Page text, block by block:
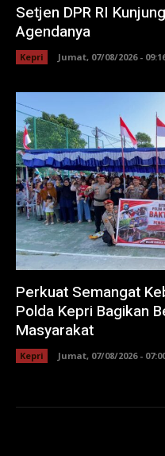
Setjen DPR RI
Agendanya
Kepri Jumat, 07/08/2026 -
Perkuat Semangat
Polda Kepri Bagikan
Masyarakat
Kepri Jumat, 07/08/2026 -